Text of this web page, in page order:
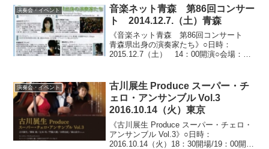
ザ・コンサー...
演奏会・イベント
音楽ネット青森 第86回コンサー
ト 2014.12.7.（土）青森
《音楽ネット青森 第86回コンサート
青森県出身の演奏家たち》○日時：
2015.12.7（土） 14：00開演○会場：青
あ）、佐藤南美（チェロ）、稗田隼人
（ギター）○プロ...
演奏会・イベント
古川展生 Produce スーパー・チ
ェロ・アンサンブル Vol.3
2016.10.14（火）東京
《古川展生 Produce スーパー・チェロ・
アンサンブル Vol.3》○日時：
2016.10.14（火）18：30開場/19：00開演